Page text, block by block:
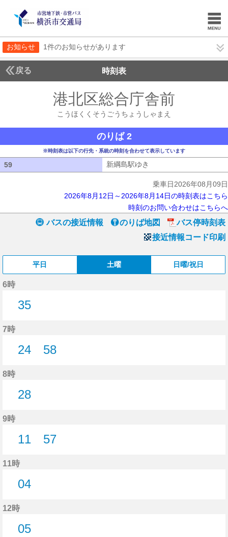
お知らせ 1件のお知らせがあります
戻る 時刻表
港北区総合庁舎前
こうほくくそうごうちょうしゃまえ
のりば 2
※時刻表は以下の行先・系統の時刻を合わせて表示しています
59 新綱島駅ゆき
乗車日2026年08月09日
2026年8月12日～2026年8月14日の時刻表はこちら
時刻のお問い合わせはこちらへ
バスの接近情報 のりば地図
バス停時刻表
接近情報コード印刷
平日 土曜 日曜/祝日
6時
35
7時
24
58
8時
28
9時
11
57
11時
04
12時
05